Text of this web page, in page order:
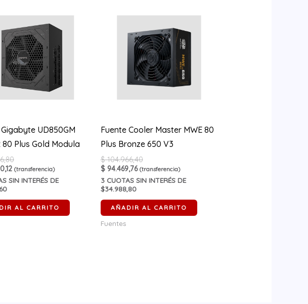
UD850GM
80 Plus Gold Modula
(transferencia)
SIN INTERÉS DE
AL CARRITO
Fuente Cooler Master MWE 80
Plus Bronze 650 V3
$104.966,40
$94.469,76 (transferencia)
3CUOTAS SIN INTERÉS DE
$34.988,80
AÑADIR AL CARRITO
Fuentes